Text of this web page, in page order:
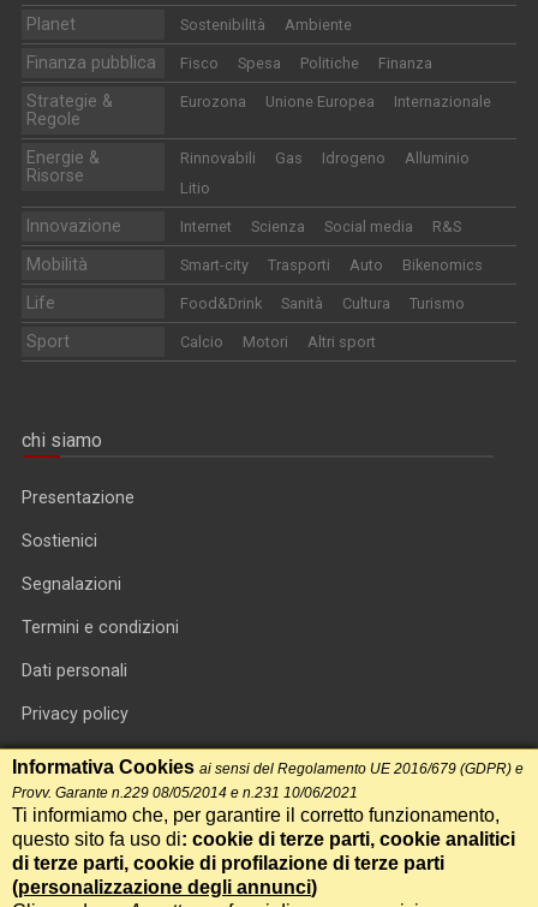
Planet Sostenibilità Ambiente
Finanza pubblica Fisco Spesa Politiche Finanza
Strategie &
Regole
Eurozona Unione Europea Internazionale
Energie &
Risorse
Rinnovabili Gas Idrogeno
Alluminio
Litio
Innovazione Internet Scienza Social media R&S
Mobilità Smart-city Trasporti Auto Bikenomics
Life Food&Drink Sanità Cultura Turismo
Sport Calcio Motori Altri sport
chi siamo
Presentazione
Sostienici
Segnalazioni
Termini e condizioni
Dati personali
Privacy policy
Informativa cookie
RSS feed
RSS Top News
Contatti
Informativa Cookies ai sensi del Regolamento UE 2016/679 (GDPR) e
Provv. Garante n.229 08/05/2014 e n.231 10/06/2021
Ti informiamo che, per garantire il corretto funzionamento,
questo sito fa uso di: cookie di terze parti, cookie analitici
di terze parti, cookie di profilazione di terze parti
(personalizzazione degli annunci)